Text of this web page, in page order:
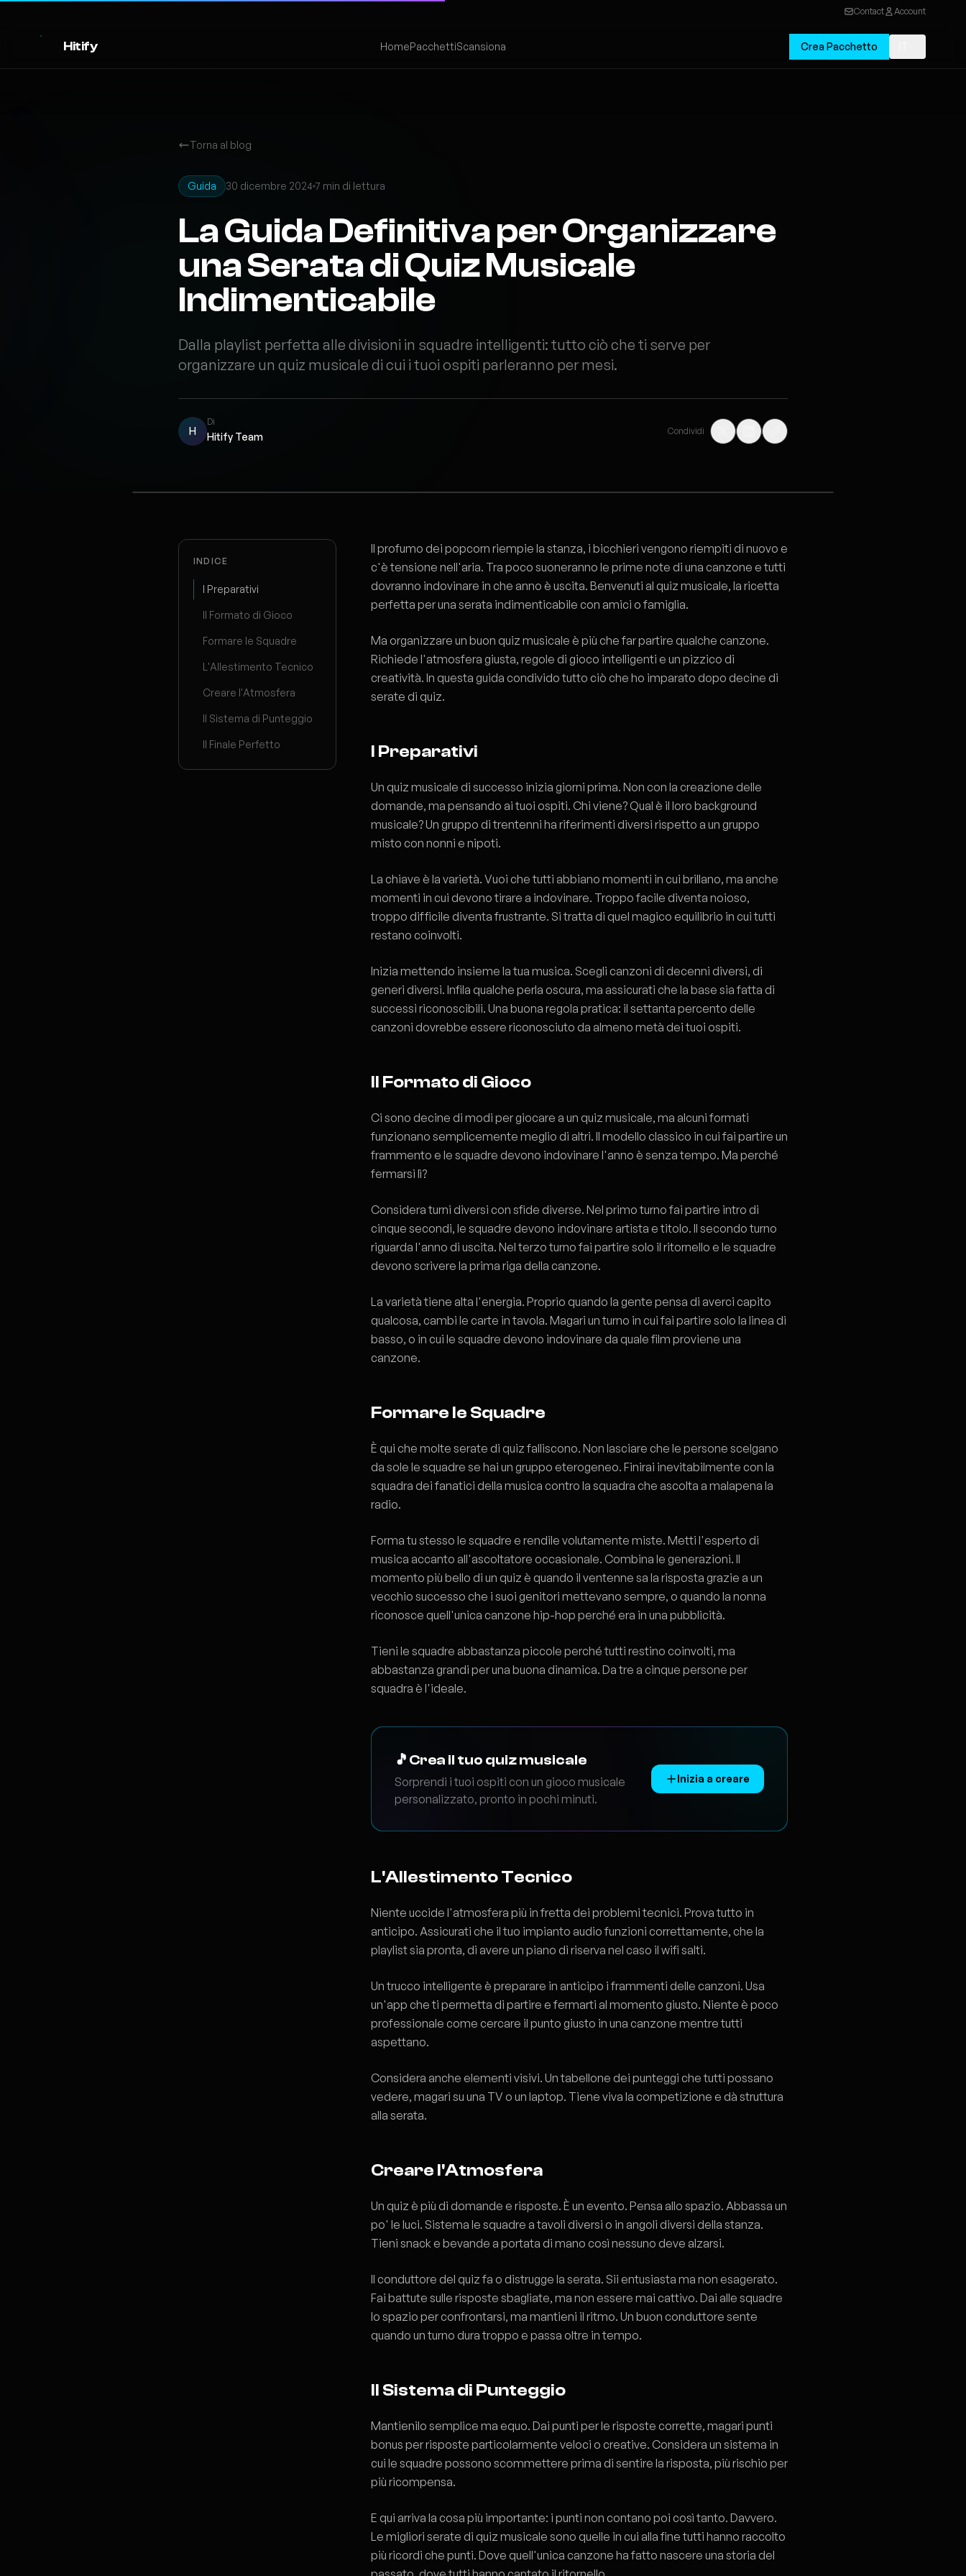
Contact Account
Hitify HomePacchettiScansiona Crea Pacchetto
Torna al blog
Guida 30 dicembre 2024 7 min di lettura
La Guida Definitiva per Organizzare
una Serata di Quiz Musicale
Indimenticabile
Dalla playlist perfetta alle divisioni in squadre intelligenti: tutto ciò che ti serve per
organizzare un quiz musicale di cui i tuoi ospiti parleranno per mesi.
H
Di
Hitify Team Condividi
INDICE
I Preparativi
Il Formato di Gioco
Formare le Squadre
L'Allestimento Tecnico
Creare l'Atmosfera
Il Sistema di Punteggio
Il Finale Perfetto
Il profumo dei popcorn riempie la stanza, i bicchieri vengono riempiti di nuovo e
c'è tensione nell'aria. Tra poco suoneranno le prime note di una canzone e tutti
dovranno indovinare in che anno è uscita. Benvenuti al quiz musicale, la ricetta
perfetta per una serata indimenticabile con amici o famiglia.
Ma organizzare un buon quiz musicale è più che far partire qualche canzone.
Richiede l'atmosfera giusta, regole di gioco intelligenti e un pizzico di
creatività. In questa guida condivido tutto ciò che ho imparato dopo decine di
serate di quiz.
I Preparativi
Un quiz musicale di successo inizia giorni prima. Non con la creazione delle
domande, ma pensando ai tuoi ospiti. Chi viene? Qual è il loro background
musicale? Un gruppo di trentenni ha riferimenti diversi rispetto a un gruppo
misto con nonni e nipoti.
La chiave è la varietà. Vuoi che tutti abbiano momenti in cui brillano, ma anche
momenti in cui devono tirare a indovinare. Troppo facile diventa noioso,
troppo difficile diventa frustrante. Si tratta di quel magico equilibrio in cui tutti
restano coinvolti.
Inizia mettendo insieme la tua musica. Scegli canzoni di decenni diversi, di
generi diversi. Infila qualche perla oscura, ma assicurati che la base sia fatta di
successi riconoscibili. Una buona regola pratica: il settanta percento delle
canzoni dovrebbe essere riconosciuto da almeno metà dei tuoi ospiti.
Il Formato di Gioco
Ci sono decine di modi per giocare a un quiz musicale, ma alcuni formati
funzionano semplicemente meglio di altri. Il modello classico in cui fai partire un
frammento e le squadre devono indovinare l'anno è senza tempo. Ma perché
fermarsi lì?
Considera turni diversi con sfide diverse. Nel primo turno fai partire intro di
cinque secondi, le squadre devono indovinare artista e titolo. Il secondo turno
riguarda l'anno di uscita. Nel terzo turno fai partire solo il ritornello e le squadre
devono scrivere la prima riga della canzone.
La varietà tiene alta l'energia. Proprio quando la gente pensa di averci capito
qualcosa, cambi le carte in tavola. Magari un turno in cui fai partire solo la linea di
basso, o in cui le squadre devono indovinare da quale film proviene una
canzone.
Formare le Squadre
È qui che molte serate di quiz falliscono. Non lasciare che le persone scelgano
da sole le squadre se hai un gruppo eterogeneo. Finirai inevitabilmente con la
squadra dei fanatici della musica contro la squadra che ascolta a malapena la
radio.
Forma tu stesso le squadre e rendile volutamente miste. Metti l'esperto di
musica accanto all'ascoltatore occasionale. Combina le generazioni. Il
momento più bello di un quiz è quando il ventenne sa la risposta grazie a un
vecchio successo che i suoi genitori mettevano sempre, o quando la nonna
riconosce quell'unica canzone hip-hop perché era in una pubblicità.
Tieni le squadre abbastanza piccole perché tutti restino coinvolti, ma
abbastanza grandi per una buona dinamica. Da tre a cinque persone per
squadra è l'ideale.
🎵 Crea il tuo quiz musicale
Sorprendi i tuoi ospiti con un gioco musicale
personalizzato, pronto in pochi minuti.
Inizia a creare
L'Allestimento Tecnico
Niente uccide l'atmosfera più in fretta dei problemi tecnici. Prova tutto in
anticipo. Assicurati che il tuo impianto audio funzioni correttamente, che la
playlist sia pronta, di avere un piano di riserva nel caso il wifi salti.
Un trucco intelligente è preparare in anticipo i frammenti delle canzoni. Usa
un'app che ti permetta di partire e fermarti al momento giusto. Niente è poco
professionale come cercare il punto giusto in una canzone mentre tutti
aspettano.
Considera anche elementi visivi. Un tabellone dei punteggi che tutti possano
vedere, magari su una TV o un laptop. Tiene viva la competizione e dà struttura
alla serata.
Creare l'Atmosfera
Un quiz è più di domande e risposte. È un evento. Pensa allo spazio. Abbassa un
po' le luci. Sistema le squadre a tavoli diversi o in angoli diversi della stanza.
Tieni snack e bevande a portata di mano così nessuno deve alzarsi.
Il conduttore del quiz fa o distrugge la serata. Sii entusiasta ma non esagerato.
Fai battute sulle risposte sbagliate, ma non essere mai cattivo. Dai alle squadre
lo spazio per confrontarsi, ma mantieni il ritmo. Un buon conduttore sente
quando un turno dura troppo e passa oltre in tempo.
Il Sistema di Punteggio
Mantienilo semplice ma equo. Dai punti per le risposte corrette, magari punti
bonus per risposte particolarmente veloci o creative. Considera un sistema in
cui le squadre possono scommettere prima di sentire la risposta, più rischio per
più ricompensa.
E qui arriva la cosa più importante: i punti non contano poi così tanto. Davvero.
Le migliori serate di quiz musicale sono quelle in cui alla fine tutti hanno raccolto
più ricordi che punti. Dove quell'unica canzone ha fatto nascere una storia del